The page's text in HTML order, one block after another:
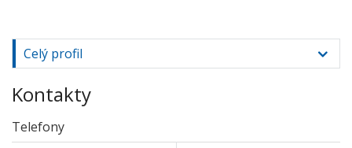
Celý profil
Kontakty
Telefony